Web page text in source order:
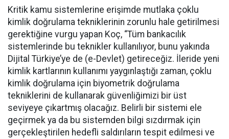
Kritik kamu sistemlerine erişimde mutlaka çoklu
kimlik doğrulama tekniklerinin zorunlu hale getirilmesi
gerektiğine vurgu yapan Koç, “Tüm bankacılık
sistemlerinde bu teknikler kullanılıyor, bunu yakında
Dijital Türkiye’ye de (e-Devlet) getireceğiz. İleride yeni
kimlik kartlarının kullanımı yaygınlaştığı zaman, çoklu
kimlik doğrulama için biyometrik doğrulama
tekniklerini de kullanarak güvenliğimizi bir üst
seviyeye çıkartmış olacağız. Belirli bir sistemi ele
geçirmek ya da bu sistemden bilgi sızdırmak için
gerçekleştirilen hedefli saldırıların tespit edilmesi ve